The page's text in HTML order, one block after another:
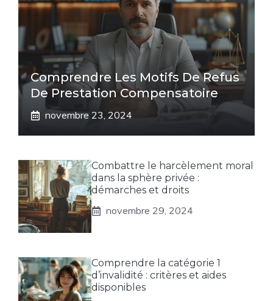
Comprendre Les Motifs De Refus
De Prestation Compensatoire
novembre 23, 2024
Combattre le harcèlement moral
dans la sphère privée :
démarches et droits
novembre 29, 2024
Comprendre la catégorie 1
d’invalidité : critères et aides
disponibles